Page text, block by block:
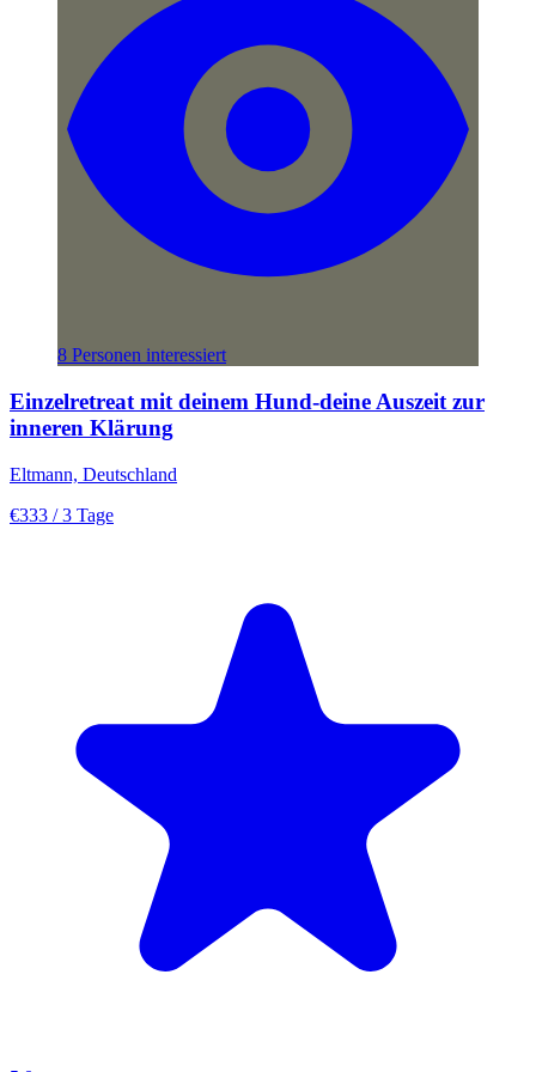
8 Personen interessiert
Einzelretreat mit deinem Hund-deine Auszeit zur
inneren Klärung
Eltmann, Deutschland
€333 / 3 Tage